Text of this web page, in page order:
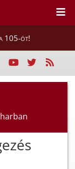
105-öt!